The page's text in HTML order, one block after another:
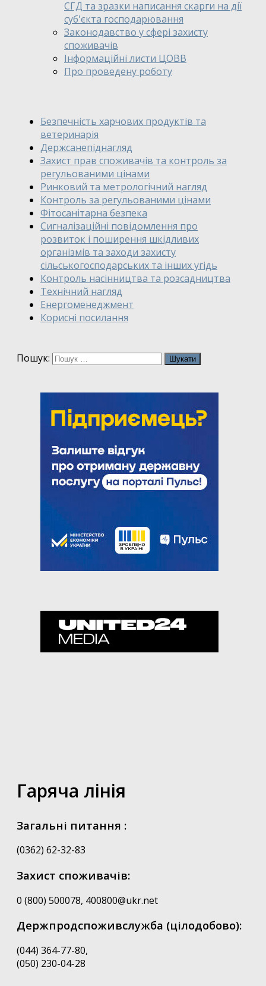
СГД та зразки написання скарги на дії
суб'єкта господарювання
Законодавство у сфері захисту
споживачів
Інформаційні листи ЦОВВ
Про проведену роботу
Безпечність харчових продуктів та
ветеринарія
Держсанепіднагляд
Захист прав споживачів та контроль за
регульованими цінами
Ринковий та метрологічний нагляд
Контроль за регульованими цінами
Фітосанітарна безпека
Сигналізаційні повідомлення про
розвиток і поширення шкідливих
організмів та заходи захисту
сільськогосподарських та інших угідь
Контроль насінництва та розсадництва
Технічний нагляд
Енергоменеджмент
Корисні посилання
Пошук:
Гаряча лінія
Загальні питання :
(0362) 62-32-83
Захист споживачів:
0 (800) 500078, 400800@ukr.net
Держпродспоживслужба (цілодобово):
(044) 364-77-80,
(050) 230-04-28